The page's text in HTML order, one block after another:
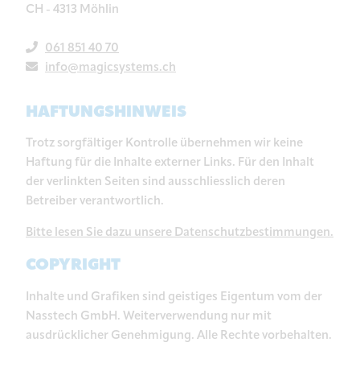
CH - 4313 Möhlin
061 851 40 70
info@magicsystems.ch
HAFTUNGSHINWEIS
Trotz sorgfältiger Kontrolle übernehmen wir keine
Haftung für die Inhalte externer Links. Für den Inhalt
der verlinkten Seiten sind ausschliesslich deren
Betreiber verantwortlich.
Bitte lesen Sie dazu unsere Datenschutzbestimmungen.
COPYRIGHT
Inhalte und Grafiken sind geistiges Eigentum vom der
Nasstech GmbH. Weiterverwendung nur mit
ausdrücklicher Genehmigung. Alle Rechte vorbehalten.